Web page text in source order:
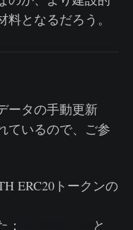
となるだろう。
ータの手動更新
ているので、ご参
ERC20トークンの
と